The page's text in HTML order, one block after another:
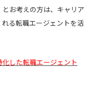
とお考えの方は、キャリア
る転職エージェントを活
化した転職エージェント